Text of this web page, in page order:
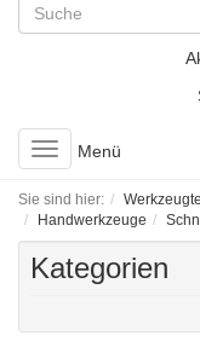
Toggle
navigation
Menü
Sie sind hier:
Handwerkzeuge
Kategorien